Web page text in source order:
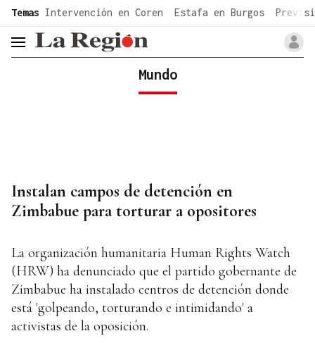
common.go-to-content
Temas Intervención en Coren Estafa en Burgos
header.menu.open
Mundo
Instalan campos de detención en
Zimbabue para torturar a opositores
La organización humanitaria Human Rights Watch
(HRW) ha denunciado que el partido gobernante de
Zimbabue ha instalado centros de detención donde
está 'golpeando, torturando e intimidando' a
activistas de la oposición.